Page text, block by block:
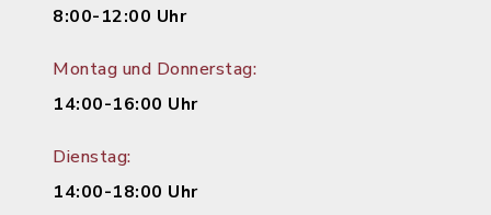
8:00-12:00 Uhr
Montag und Donnerstag:
14:00-16:00 Uhr
Dienstag:
14:00-18:00 Uhr